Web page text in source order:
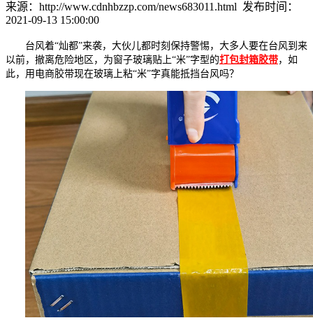
来源：http://www.cdnhbzzp.com/news683011.html 发布时间：
2021-09-13 15:00:00
台风着“灿都”来袭，大伙儿都时刻保持警惕，大多人要在台风到来
以前，撤离危险地区，为窗子玻璃贴上“米”字型的打包封箱胶带，如
此，用电商胶带现在玻璃上粘“米”字真能抵挡台风吗？